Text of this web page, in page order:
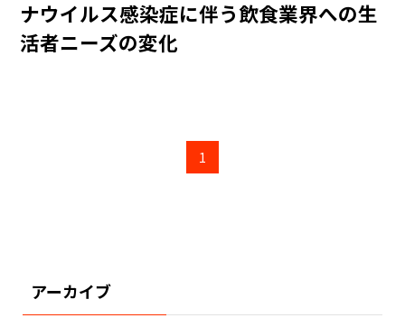
ナウイルス感染症に伴う飲食業界への生
活者ニーズの変化
1
アーカイブ